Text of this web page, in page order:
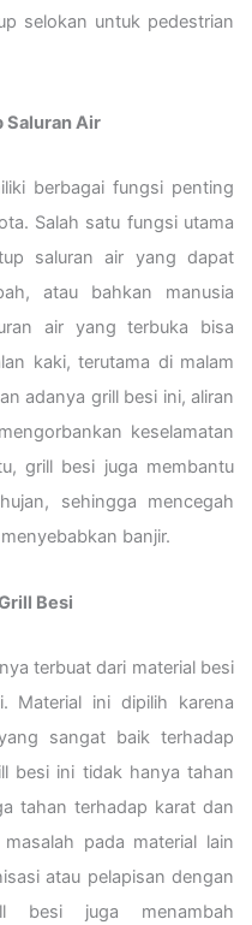
selokan untuk pedestrian
Saluran Air
berbagai fungsi penting
Salah satu fungsi utama
saluran air yang dapat
atau bahkan manusia
air yang terbuka bisa
kaki, terutama di malam
adanya grill besi ini, aliran
keselamatan
grill besi juga membantu
sehingga mencegah
banjir.
Besi
terbuat dari material besi
Material ini dipilih karena
sangat baik terhadap
besi ini tidak hanya tahan
tahan terhadap karat dan
pada material lain
atau pelapisan dengan
besi juga menambah